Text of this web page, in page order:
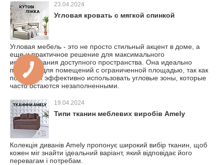
23.04.2024
Угловая кровать с мягкой спинкой
Угловая мебель - это не просто стильный акцент в доме, а
еще и практичное решение для максимального
использования доступного пространства. Она идеально
подходит для помещений с ограниченной площадью, так как
позволяет эффективно использовать угловые зоны, которые
часто остаются незаполненными.
19.04.2024
Типи тканин меблевих виробів Amely
Колекція диванів Amely пропонує широкий вибір тканин, щоб
кожен міг знайти ідеальний варіант, який відповідає його
перевагам і потребам.